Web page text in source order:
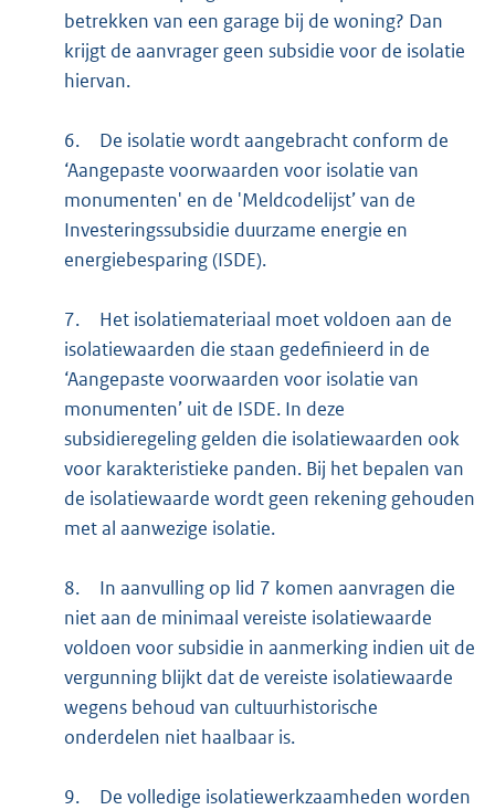
betrekken van een garage bij de woning? Dan
krijgt de aanvrager geen subsidie voor de isolatie
hiervan.
6.
De isolatie wordt aangebracht conform de
‘Aangepaste voorwaarden voor isolatie van
monumenten' en de 'Meldcodelijst’ van de
Investeringssubsidie duurzame energie en
energiebesparing (ISDE).
7.
Het isolatiemateriaal moet voldoen aan de
isolatiewaarden die staan gedefinieerd in de
‘Aangepaste voorwaarden voor isolatie van
monumenten’ uit de ISDE. In deze
subsidieregeling gelden die isolatiewaarden ook
voor karakteristieke panden. Bij het bepalen van
de isolatiewaarde wordt geen rekening gehouden
met al aanwezige isolatie.
8.
In aanvulling op lid 7 komen aanvragen die
niet aan de minimaal vereiste isolatiewaarde
voldoen voor subsidie in aanmerking indien uit de
vergunning blijkt dat de vereiste isolatiewaarde
wegens behoud van cultuurhistorische
onderdelen niet haalbaar is.
9.
De volledige isolatiewerkzaamheden worden